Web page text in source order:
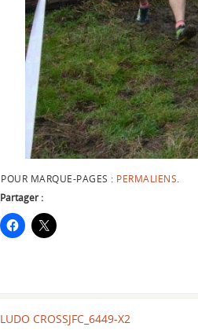
POUR MARQUE-PAGES : PERMALIENS
Partager :
LUDO CROSSJFC_6449-X2